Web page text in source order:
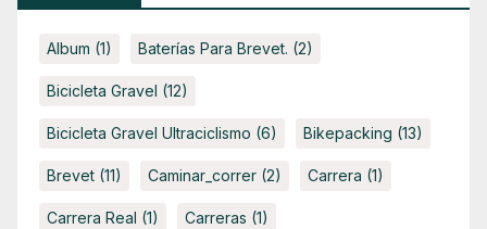
Album (1) Baterías Para Brevet. (2)
Bicicleta Gravel (12)
Bicicleta Gravel Ultraciclismo (6) Bikepacking (13)
Brevet (11) Caminar_correr (2) Carrera (1)
Carrera Real (1) Carreras (1)